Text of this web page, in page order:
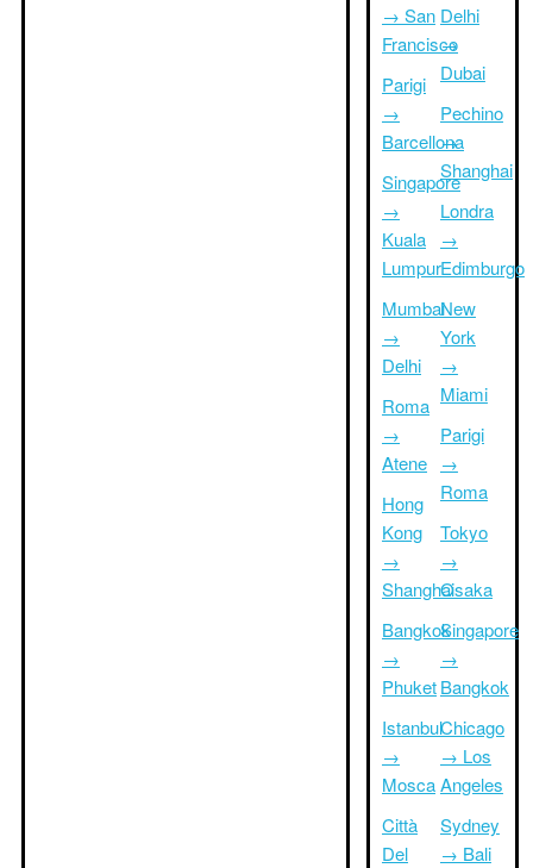
→ San
Francisco
Parigi
→
Barcellona
Singapore
→
Kuala
Lumpur
Mumbai
→
Delhi
Roma
→
Atene
Hong
Kong
→
Shanghai
Bangkok
→
Phuket
Istanbul
→
Mosca
Città
Del
Delhi
→
Dubai
Pechino
→
Shanghai
Londra
→
Edimburgo
New
York
→
Miami
Parigi
→
Roma
Tokyo
→
Osaka
Singapore
→
Bangkok
Chicago
→ Los
Angeles
Sydney
→ Bali